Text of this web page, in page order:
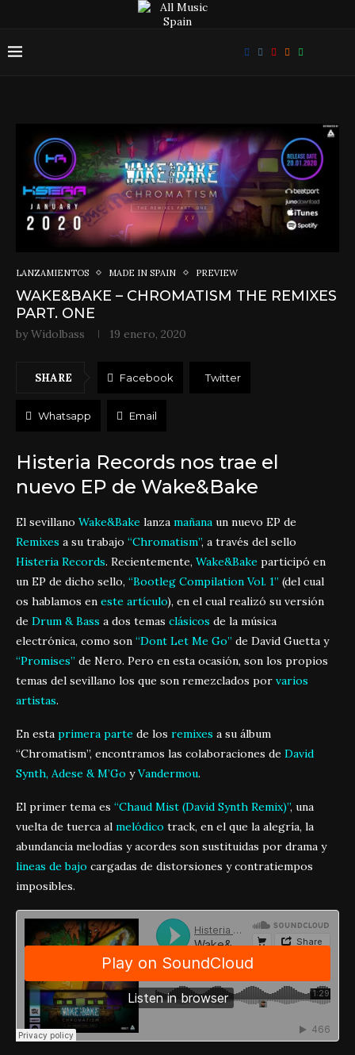
LANZAMIENTOS MADE IN SPAIN PREVIEW
WAKE&BAKE – CHROMATISM THE REMIXES
PART. ONE
byWidolbass 19 enero, 2020
SHARE Facebook Twitter
Whatsapp Email
Histeria Records nos trae el
nuevo EP de Wake&Bake
El sevillano Wake&Bake lanza mañana un nuevo EP de
Remixes a su trabajo “Chromatism”, a través del sello
Histeria Records. Recientemente, Wake&Bake participó en
un EP de dicho sello, “Bootleg Compilation Vol. 1” (del cual
os hablamos en este artículo), en el cual realizó su versión
de Drum & Bass a dos temas clásicos de la música
electrónica, como son “Dont Let Me Go” de David Guetta y
“Promises” de Nero. Pero en esta ocasión, son los propios
temas del sevillano los que son remezclados por varios
artistas.
En esta primera parte de los remixes a su álbum
“Chromatism”, encontramos las colaboraciones de David
Synth, Adese & M’Go yVandermou.
El primer tema es “Chaud Mist (David Synth Remix)”, una
vuelta de tuerca al melódico track, en el que la alegría, la
abundancia melodías y acordes son sustituidas por drama y
lineas de bajo cargadas de distorsiones y contratiempos
imposibles.